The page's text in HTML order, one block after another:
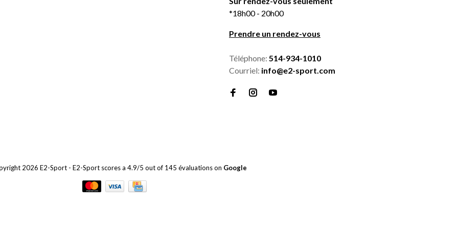
*18h00 - 20h00
Prendre un rendez-vous
Téléphone: 514-934-1010
Courriel: info@e2-sport.com
2026 E2-Sport - E2-Sport scores a 4.9/5 out of 145 évaluations on Google